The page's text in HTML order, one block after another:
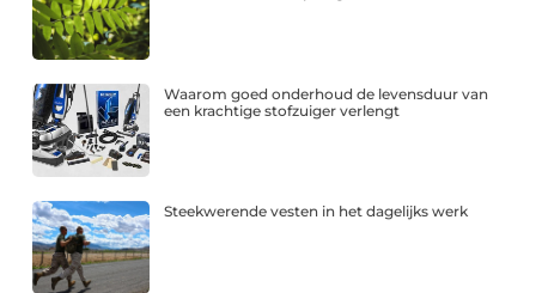
Waarom goed onderhoud de levensduur van
een krachtige stofzuiger verlengt
Steekwerende vesten in het dagelijks werk